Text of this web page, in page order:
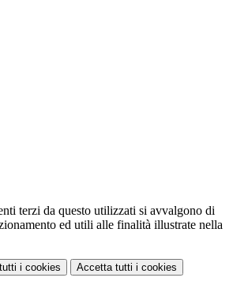
terzi da questo utilizzati si avvalgono di
ed utili alle finalità illustrate nella
i cookies Accetta tutti i cookies